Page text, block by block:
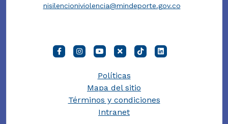
nisilencioniviolencia@mindeporte.gov.co
Políticas
Mapa del sitio
Términos y condiciones
Intranet